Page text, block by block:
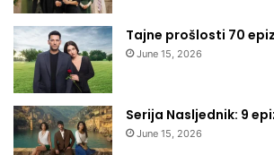
Tajne prošlosti 70
June 15, 2026
Serija Nasljednik: 9
June 15, 2026